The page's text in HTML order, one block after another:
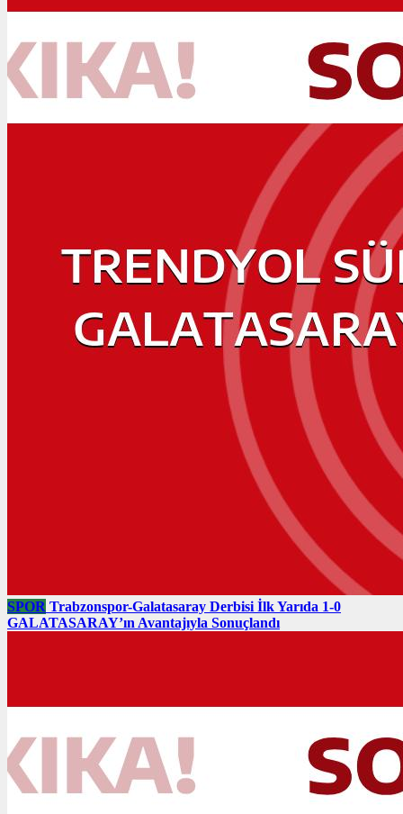
SPOR Trabzonspor-Galatasaray Derbisi İlk Yarıda 1-0
GALATASARAY’ın Avantajıyla Sonuçlandı